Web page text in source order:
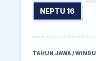
NEPTU 16
TAHUN JAWA / WINDU